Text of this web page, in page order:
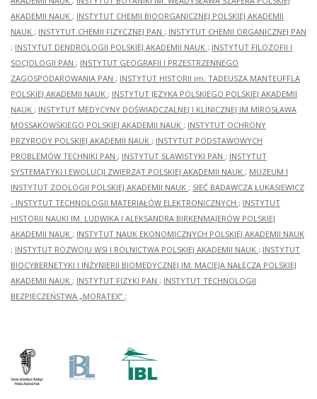
AKADEMII NAUK ; INSTYTUT CHEMII BIOORGANICZNEJ POLSKIEJ AKADEMII
NAUK ; INSTYTUT CHEMII FIZYCZNEJ PAN ; INSTYTUT CHEMII ORGANICZNEJ PAN
; INSTYTUT DENDROLOGII POLSKIEJ AKADEMII NAUK ; INSTYTUT FILOZOFII I
SOCJOLOGII PAN ; INSTYTUT GEOGRAFII I PRZESTRZENNEGO
ZAGOSPODAROWANIA PAN ; INSTYTUT HISTORII im. TADEUSZA MANTEUFFLA
POLSKIEJ AKADEMII NAUK ; INSTYTUT JĘZYKA POLSKIEGO POLSKIEJ AKADEMII
NAUK ; INSTYTUT MEDYCYNY DOŚWIADCZALNEJ I KLINICZNEJ IM.MIROSŁAWA
MOSSAKOWSKIEGO POLSKIEJ AKADEMII NAUK ; INSTYTUT OCHRONY
PRZYRODY POLSKIEJ AKADEMII NAUK ; INSTYTUT PODSTAWOWYCH
PROBLEMÓW TECHNIKI PAN ; INSTYTUT SLAWISTYKI PAN ; INSTYTUT
SYSTEMATYKI I EWOLUCJI ZWIERZĄT POLSKIEJ AKADEMII NAUK ; MUZEUM I
INSTYTUT ZOOLOGII POLSKIEJ AKADEMII NAUK ; SIEĆ BADAWCZA ŁUKASIEWICZ
- INSTYTUT TECHNOLOGII MATERIAŁÓW ELEKTRONICZNYCH ; INSTYTUT
HISTORII NAUKI IM. LUDWIKA I ALEKSANDRA BIRKENMAJERÓW POLSKIEJ
AKADEMII NAUK ; INSTYTUT NAUK EKONOMICZNYCH POLSKIEJ AKADEMII NAUK
; INSTYTUT ROZWOJU WSI I ROLNICTWA POLSKIEJ AKADEMII NAUK ; INSTYTUT
BIOCYBERNETYKI I INŻYNIERII BIOMEDYCZNEJ IM. MACIEJA NAŁĘCZA POLSKIEJ
AKADEMII NAUK ; INSTYTUT FIZYKI PAN ; INSTYTUT TECHNOLOGII
BEZPIECZEŃSTWA „MORATEX” ;